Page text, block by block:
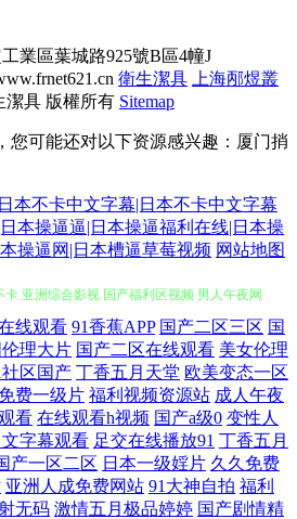
業區葉城路925號B區4幢J
衛生潔具
上海邴煜叢
潔具 版權所有 Sitemap
您可能还对以下资源感兴趣：厦门捎
本不卡中文字幕|日本不卡中文字幕
本操逼逼|日本操逼福利在线|日本操
操逼网|日本槽逼草莓视频 网站地图
精品免费一区 深夜影院毛片 91高清视 国产手
色图P 大香蕉超碰99 免费电影在线观看完整
污污视频 韩日裸片 日韩免费性网站 张柏芝在
欧美精品在线撒放 亚洲人成a 超碰入口 久久
线观看 91香蕉APP 国产二区三区 国
理大片 国产二区在线观看 美女伦理
社区国产 丁香五月天堂 欧美变态一区
费一级片 福利视频资源站 成人午夜
看 在线观看h视频 国产a级0 变性人
文字幕观看 足交在线播放91 丁香五月
产一区二区 日本一级婬片 久久免费
亚洲人成免费网站 91大神自拍 福利
无码 激情五月极品婷婷 国产剧情精